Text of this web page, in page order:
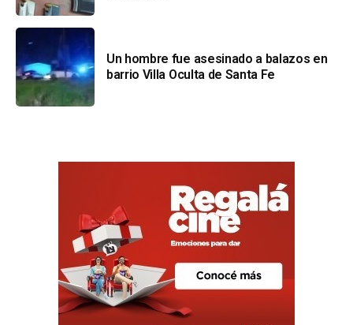
Un hombre fue asesinado a balazos en
barrio Villa Oculta de Santa Fe